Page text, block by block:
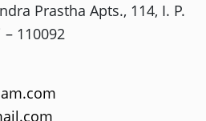
Prastha Apts., 114, I. P.
110092